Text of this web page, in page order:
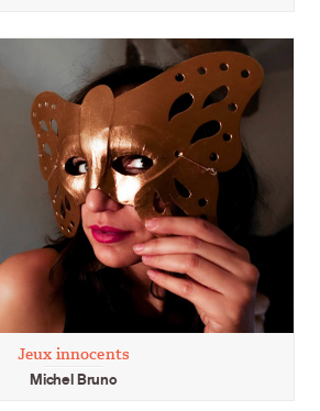
Jeux innocents
Michel Bruno